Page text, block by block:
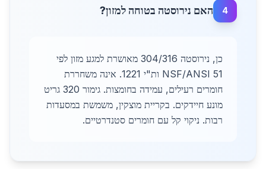
4 האם נירוסטה בטוחה למזון?
כן, נירוסטה 304/316 מאושרת למגע מזון לפי
NSF/ANSI 51 ות"י 1221. אינה משחררת
חומרים רעילים, עמידה בחומצות. גימור 320 גריט
מונע חיידקים. בקריית מוצקין, משמשת במסעדות
רבות. ניקוי קל עם חומרים סטנדרטיים.